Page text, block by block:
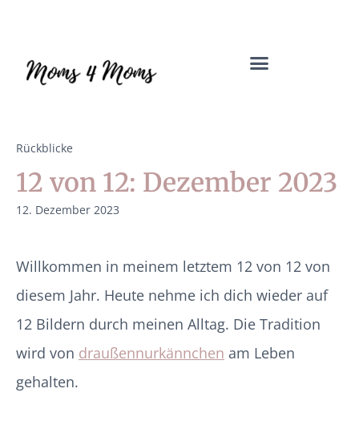
Rückblicke
12 von 12: Dezember 2023
12. Dezember 2023
Willkommen in meinem letztem 12 von 12 von
diesem Jahr. Heute nehme ich dich wieder auf
12 Bildern durch meinen Alltag. Die Tradition
wird von draußennurkännchen am Leben
gehalten.